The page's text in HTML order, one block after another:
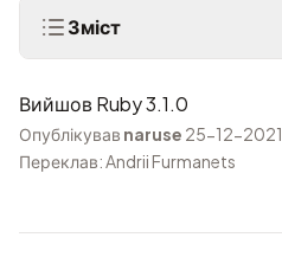
Зміст
Вийшов Ruby 3.1.0
Опублікував naruse 25-12-2021
Переклав: Andrii Furmanets